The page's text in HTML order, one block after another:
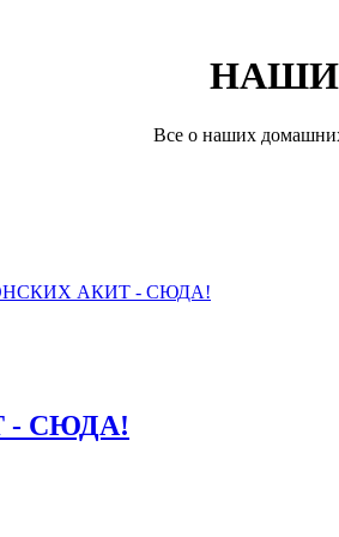
НАШИ
Все о наших
АКИТ - СЮДА!
- СЮДА!